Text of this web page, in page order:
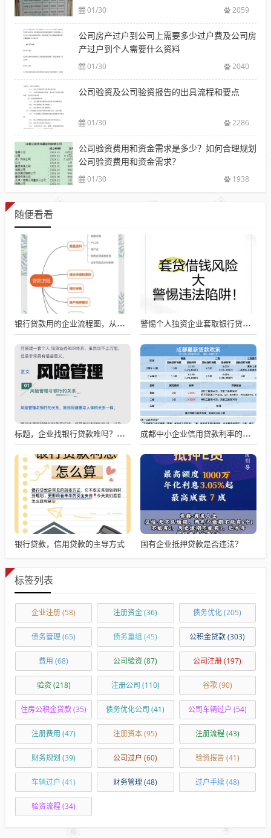
01/30 2059
公司房产过户到公司上需要多少过户费及公司房
产过户到个人需要什么资料
01/30 2040
公司验资及公司验资报告的出具流程和要点
01/30 2286
公司验资费用和资金需求是多少？如何合理规划
公司验资费用和资金需求？
01/30 1938
随便看看
银行贷款用的企业流程图，从申请到放款的全流程解析 警惕个人独资企业套取银行贷款的风险
标题，企业找银行贷款难吗？深度剖析与应对策略 成都中小企业信用贷款利率的影响因素与应对策略
银行贷款，信用贷款的主导方式 国有企业抵押贷款是否违法？
标签列表
企业注册(58) 注册资金(36) 债务优化(205)
债务管理(65) 债务重组 (45) 公积金贷款(303)
费用 (68) 公司验资(87) 公司注册(197)
验资(218) 注册公司 (110) 谷歌(90)
住房公积金贷款(35) 债务优化公司 (41) 公司车辆过户 (54)
注册费用 (47) 注册资本(95) 注册流程(43)
财务规划 (39) 公司过户 (60) 验资报告(41)
车辆过户 (41) 财务管理(48) 过户手续(48)
验资流程(34)